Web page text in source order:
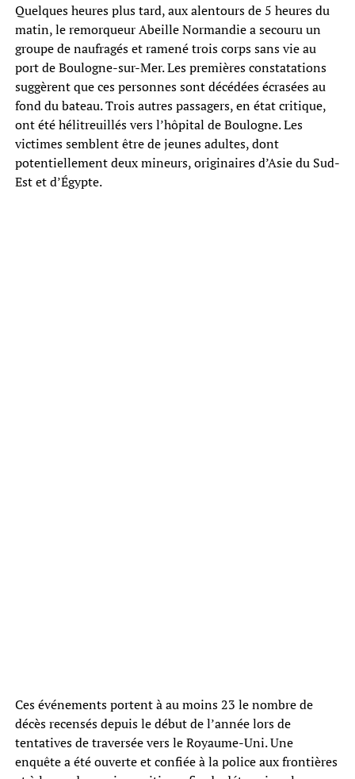
Quelques heures plus tard, aux alentours de 5 heures du
matin, le remorqueur Abeille Normandie a secouru un
groupe de naufragés et ramené trois corps sans vie au
port de Boulogne-sur-Mer. Les premières constatations
suggèrent que ces personnes sont décédées écrasées au
fond du bateau. Trois autres passagers, en état critique,
ont été hélitreuillés vers l’hôpital de Boulogne. Les
victimes semblent être de jeunes adultes, dont
potentiellement deux mineurs, originaires d’Asie du Sud-
Est et d’Égypte.
Ces événements portent à au moins 23 le nombre de
décès recensés depuis le début de l’année lors de
tentatives de traversée vers le Royaume-Uni. Une
enquête a été ouverte et confiée à la police aux frontières